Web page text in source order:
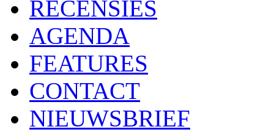
RECENSIES
AGENDA
FEATURES
CONTACT
NIEUWSBRIEF